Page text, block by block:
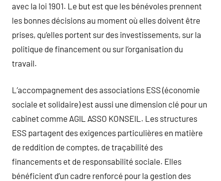
avec la loi 1901. Le but est que les bénévoles prennent
les bonnes décisions au moment où elles doivent être
prises, qu’elles portent sur des investissements, sur la
politique de financement ou sur l’organisation du
travail.
L’accompagnement des associations ESS (économie
sociale et solidaire) est aussi une dimension clé pour un
cabinet comme AGIL ASSO KONSEIL. Les structures
ESS partagent des exigences particulières en matière
de reddition de comptes, de traçabilité des
financements et de responsabilité sociale. Elles
bénéficient d’un cadre renforcé pour la gestion des